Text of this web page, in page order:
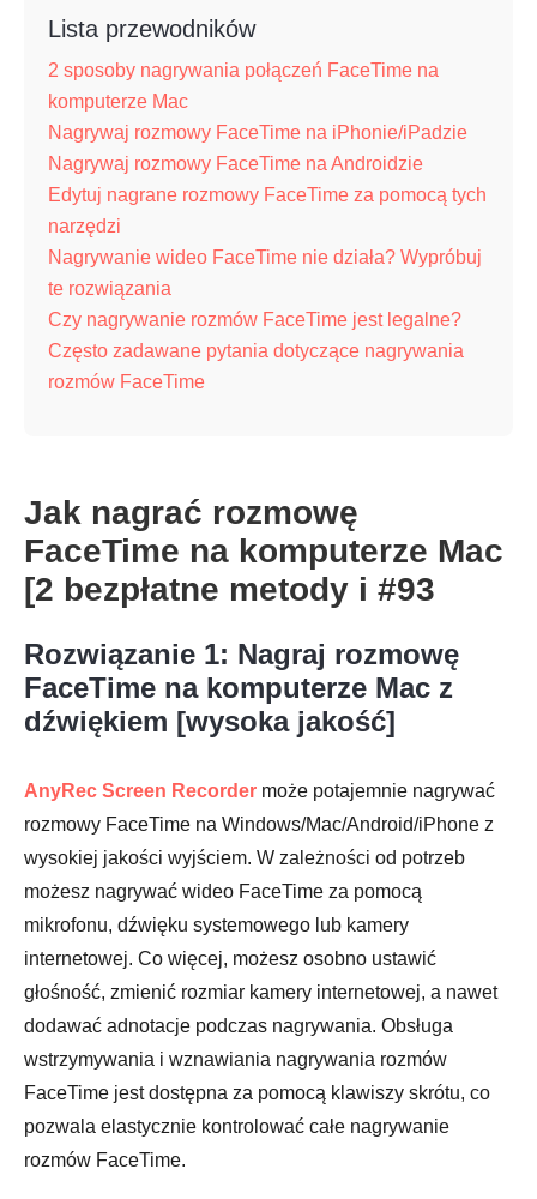
Lista przewodników
2 sposoby nagrywania połączeń FaceTime na
komputerze Mac
Nagrywaj rozmowy FaceTime na iPhonie/iPadzie
Nagrywaj rozmowy FaceTime na Androidzie
Edytuj nagrane rozmowy FaceTime za pomocą tych
narzędzi
Nagrywanie wideo FaceTime nie działa? Wypróbuj
te rozwiązania
Czy nagrywanie rozmów FaceTime jest legalne?
Często zadawane pytania dotyczące nagrywania
rozmów FaceTime
Jak nagrać rozmowę
FaceTime na komputerze Mac
[2 bezpłatne metody i #93
Rozwiązanie 1: Nagraj rozmowę
FaceTime na komputerze Mac z
dźwiękiem [wysoka jakość]
AnyRec Screen Recorder może potajemnie nagrywać
rozmowy FaceTime na Windows/Mac/Android/iPhone z
wysokiej jakości wyjściem. W zależności od potrzeb
możesz nagrywać wideo FaceTime za pomocą
mikrofonu, dźwięku systemowego lub kamery
internetowej. Co więcej, możesz osobno ustawić
głośność, zmienić rozmiar kamery internetowej, a nawet
dodawać adnotacje podczas nagrywania. Obsługa
wstrzymywania i wznawiania nagrywania rozmów
FaceTime jest dostępna za pomocą klawiszy skrótu, co
pozwala elastycznie kontrolować całe nagrywanie
rozmów FaceTime.